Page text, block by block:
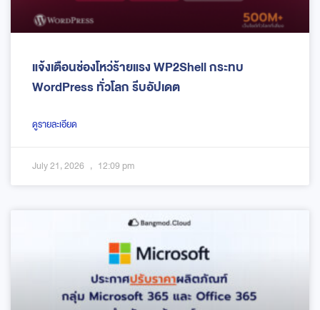
แจ้งเตือนช่องโหว่ร้ายแรง WP2Shell กระทบ
WordPress ทั่วโลก รีบอัปเดต
ดูรายละเอียด
July 21, 2026 12:09 pm